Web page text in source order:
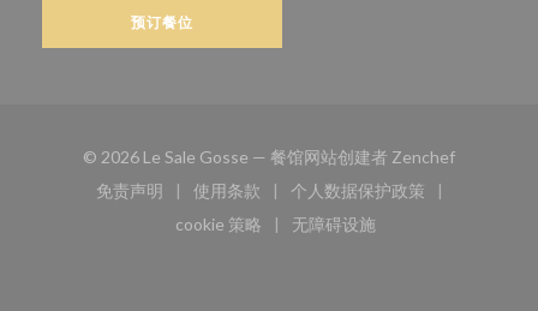
预订餐位
© 2026 Le Sale Gosse — 餐馆网站创建者 Zenchef((在新窗口
免责声明
((在新窗口中打开))
使用条款
((在新窗口中打开))
个人数据保护政策
((在新窗口中打开))
cookie 策略
((在新窗口中打开))
无障碍设施
((在新窗口中打开))